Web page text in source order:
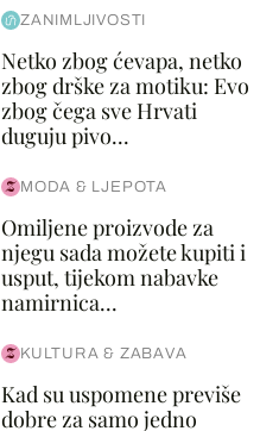
ZANIMLJIVOSTI
Netko zbog ćevapa, netko
zbog drške za motiku: Evo
zbog čega sve Hrvati
duguju pivo...
MODA & LJEPOTA
Omiljene proizvode za
njegu sada možete kupiti i
usput, tijekom nabavke
namirnica...
KULTURA & ZABAVA
Kad su uspomene previše
dobre za samo jedno